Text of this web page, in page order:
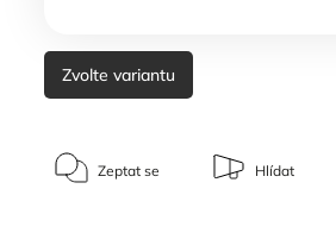
Zvolte variantu
Zeptat se Hlídat